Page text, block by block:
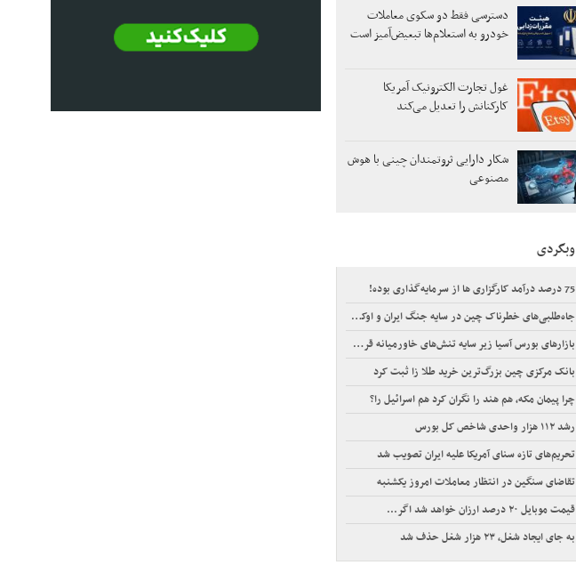
دسترسی فقط دو سکوی معاملات
خودرو به استعلام‌ها تبعیض‌آمیز است
غول تجارت الکترونیک آمریکا
کارکنانش را تعدیل می‌کند
شکار دارایی ثروتمندان چینی با هوش
مصنوعی
وبگردی
جاه‌طلبی‌های خطرناک چین در سایه جنگ‌ ایران و اوکراین
بازارهای بورس آسیا زیر سایه تنش‌های خاورمیانه قرمزپوش شدند
بانک مرکزی چین بزرگ‌ترین خرید طلا زا ثبت کرد
چرا پیمان مکه، هم هند را نگران کرد هم اسرائیل را؟
رشد ۱۱۲ هزار واحدی شاخص کل بورس
تحریم‌های تازه سنای آمریکا علیه ایران تصویب شد
تقاضای سنگین در انتظار معاملات امروز یکشنبه
قیمت موبایل ۲۰ درصد ارزان خواهد شد اگر...
به جای ایجاد شغل، ۲۳ هزار شغل حذف شد